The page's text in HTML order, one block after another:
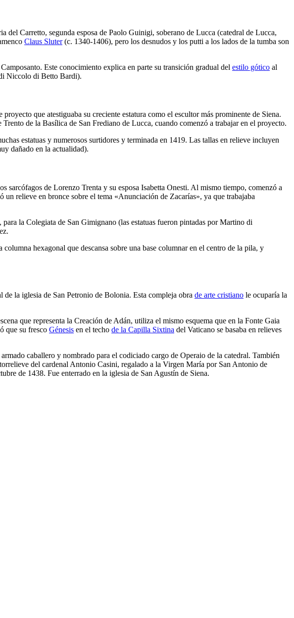
del Carretto, segunda esposa de Paolo Guinigi, soberano de Lucca (catedral de Lucca,
Claus Sluter(c. 1340-1406), pero los desnudos y los putti a los lados de la tumba son
Este conocimiento explica en parte su transición gradual del estilo gótico al
Niccolo di Betto Bardi).
que atestiguaba su creciente estatura como el escultor más prominente de Siena.
de la Basílica de San Frediano de Lucca, cuando comenzó a trabajar en el proyecto.
estatuas y numerosos surtidores y terminada en 1419. Las tallas en relieve incluyen
dañado en la actualidad).
de Lorenzo Trenta y su esposa Isabetta Onesti. Al mismo tiempo, comenzó a
un relieve en bronce sobre el tema «Anunciación de Zacarías», ya que trabajaba
la Colegiata de San Gimignano (las estatuas fueron pintadas por Martino di
hexagonal que descansa sobre una base columnar en el centro de la pila, y
la iglesia de San Petronio de Bolonia. Esta compleja obra de arte cristiano le ocuparía la
que representa la Creación de Adán, utiliza el mismo esquema que en la Fonte Gaia
que su fresco Génesis en el techo de la Capilla Sixtina del Vaticano se basaba en relieves
caballero y nombrado para el codiciado cargo de Operaio de la catedral. También
del cardenal Antonio Casini, regalado a la Virgen María por San Antonio de
de 1438. Fue enterrado en la iglesia de San Agustín de Siena.